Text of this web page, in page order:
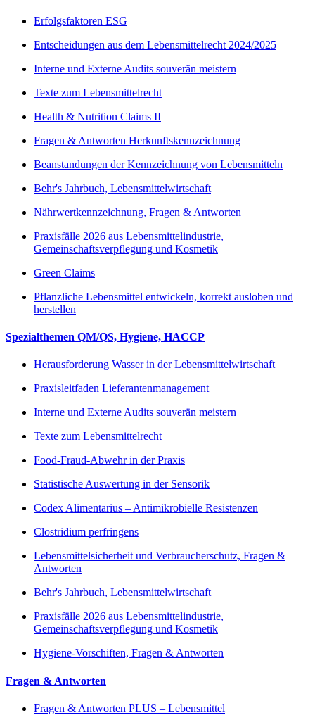
Erfolgsfaktoren ESG
Entscheidungen aus dem Lebensmittelrecht 2024/2025
Interne und Externe Audits souverän meistern
Texte zum Lebensmittelrecht
Health & Nutrition Claims II
Fragen & Antworten Herkunftskennzeichnung
Beanstandungen der Kennzeichnung von Lebensmitteln
Behr's Jahrbuch, Lebensmittelwirtschaft
Nährwertkennzeichnung, Fragen & Antworten
Praxisfälle 2026 aus Lebensmittelindustrie,
Gemeinschaftsverpflegung und Kosmetik
Green Claims
Pflanzliche Lebensmittel entwickeln, korrekt ausloben und
herstellen
Spezialthemen QM/QS, Hygiene, HACCP
Herausforderung Wasser in der Lebensmittelwirtschaft
Praxisleitfaden Lieferantenmanagement
Interne und Externe Audits souverän meistern
Texte zum Lebensmittelrecht
Food-Fraud-Abwehr in der Praxis
Statistische Auswertung in der Sensorik
Codex Alimentarius – Antimikrobielle Resistenzen
Clostridium perfringens
Lebensmittelsicherheit und Verbraucherschutz, Fragen &
Antworten
Behr's Jahrbuch, Lebensmittelwirtschaft
Praxisfälle 2026 aus Lebensmittelindustrie,
Gemeinschaftsverpflegung und Kosmetik
Hygiene-Vorschiften, Fragen & Antworten
Fragen & Antworten
Fragen & Antworten PLUS – Lebensmittel